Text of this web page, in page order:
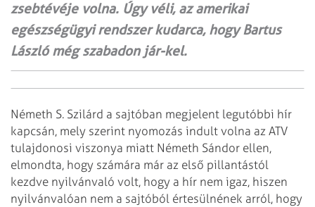
zsebtévéje volna. Úgy véli, az amerikai
egészségügyi rendszer kudarca, hogy Bartus
László még szabadon jár-kel.
Németh S. Szilárd a sajtóban megjelent legutóbbi hír
kapcsán, mely szerint nyomozás indult volna az ATV
tulajdonosi viszonya miatt Németh Sándor ellen,
elmondta, hogy számára már az első pillantástól
kezdve nyilvánvaló volt, hogy a hír nem igaz, hiszen
nyilvánvalóan nem a sajtóból értesülnének arról, hogy